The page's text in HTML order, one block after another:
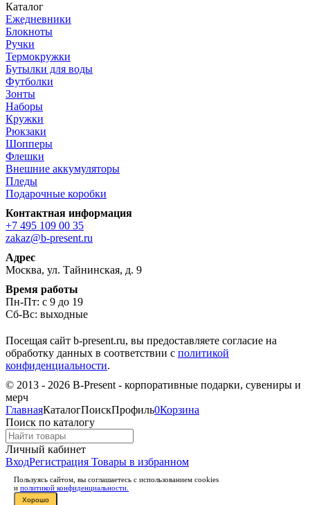
Каталог
Ежедневники
Блокноты
Ручки
Термокружки
Бутылки для воды
Футболки
Зонты
Наборы
Кружки
Рюкзаки
Шопперы
Флешки
Внешние аккумуляторы
Пледы
Подарочные коробки
Контактная информация
+7 495 109 00 35
zakaz@b-present.ru
Адрес
Москва, ул. Тайнинская, д. 9
Время работы
Пн-Пт: с 9 до 19
Сб-Вс: выходные
Посещая сайт b-present.ru, вы предоставляете согласие на
обработку данных в соответствии с политикой
конфиденциальности.
© 2013 - 2026 B-Present - корпоративные подарки, сувениры и
мерч
ГлавнаяКаталогПоискПрофиль0Корзина
Поиск по каталогу
Личный кабинет
ВходРегистрация Товары в избранном
Пользуясь сайтом, вы соглашаетесь с использованием cookies
и политикой конфиденциальности.
Хорошо